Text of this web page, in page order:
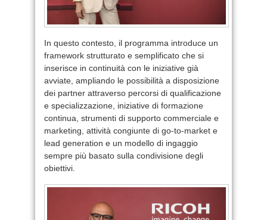
In questo contesto, il programma introduce un
framework strutturato e semplificato che si
inserisce in continuità con le iniziative già
avviate, ampliando le possibilità a disposizione
dei partner attraverso percorsi di qualificazione
e specializzazione, iniziative di formazione
continua, strumenti di supporto commerciale e
marketing, attività congiunte di go-to-market e
lead generation e un modello di ingaggio
sempre più basato sulla condivisione degli
obiettivi.